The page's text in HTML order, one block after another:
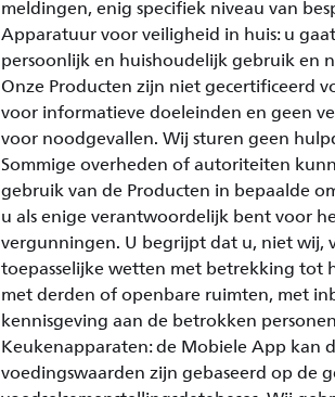
meldingen, enig specifiek niveau van
Apparatuur voor veiligheid in huis: u
persoonlijk en huishoudelijk gebruik en
Onze Producten zijn niet gecertificeerd
voor informatieve doeleinden en geen
voor noodgevallen. Wij sturen geen
Sommige overheden of autoriteiten
gebruik van de Producten in bepaalde
u als enige verantwoordelijk bent voor
vergunningen. U begrijpt dat u, niet
toepasselijke wetten met betrekking tot
met derden of openbare ruimten, met
kennisgeving aan de betrokken
Keukenapparaten: de Mobiele App kan
voedingswaarden zijn gebaseerd op de